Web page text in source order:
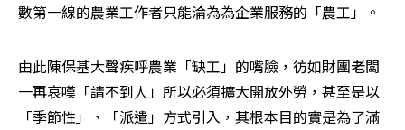
數第一線的農業工作者只能淪為為企業服務的「農工」。
由此陳保基大聲疾呼農業「缺工」的嘴臉，彷如財團老闆
一再哀嘆「請不到人」所以必須擴大開放外勞，甚至是以
「季節性」、「派遣」方式引入，其根本目的實是為了滿